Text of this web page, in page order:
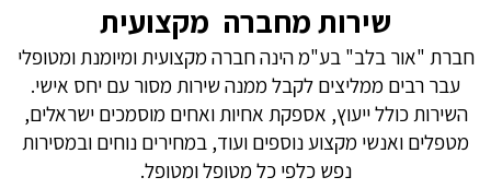
שירות מחברה מקצועית
חברת "אור בלב" בע"מ הינה חברה מקצועית ומיומנת ומטופלי
עבר רבים ממליצים לקבל ממנה שירות מסור עם יחס אישי.
השירות כולל ייעוץ, אספקת אחיות ואחים מוסמכים ישראלים,
מטפלים ואנשי מקצוע נוספים ועוד, במחירים נוחים ובמסירות
נפש כלפי כל מטופל ומטופל.